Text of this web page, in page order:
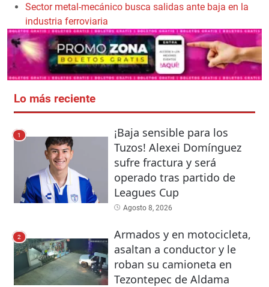
Sector metal-mecánico busca salidas ante baja en la
industria ferroviaria
Lo más reciente
1
¡Baja sensible para los
Tuzos! Alexei Domínguez
sufre fractura y será
operado tras partido de
Leagues Cup
Agosto 8, 2026
2
Armados y en motocicleta,
asaltan a conductor y le
roban su camioneta en
Tezontepec de Aldama